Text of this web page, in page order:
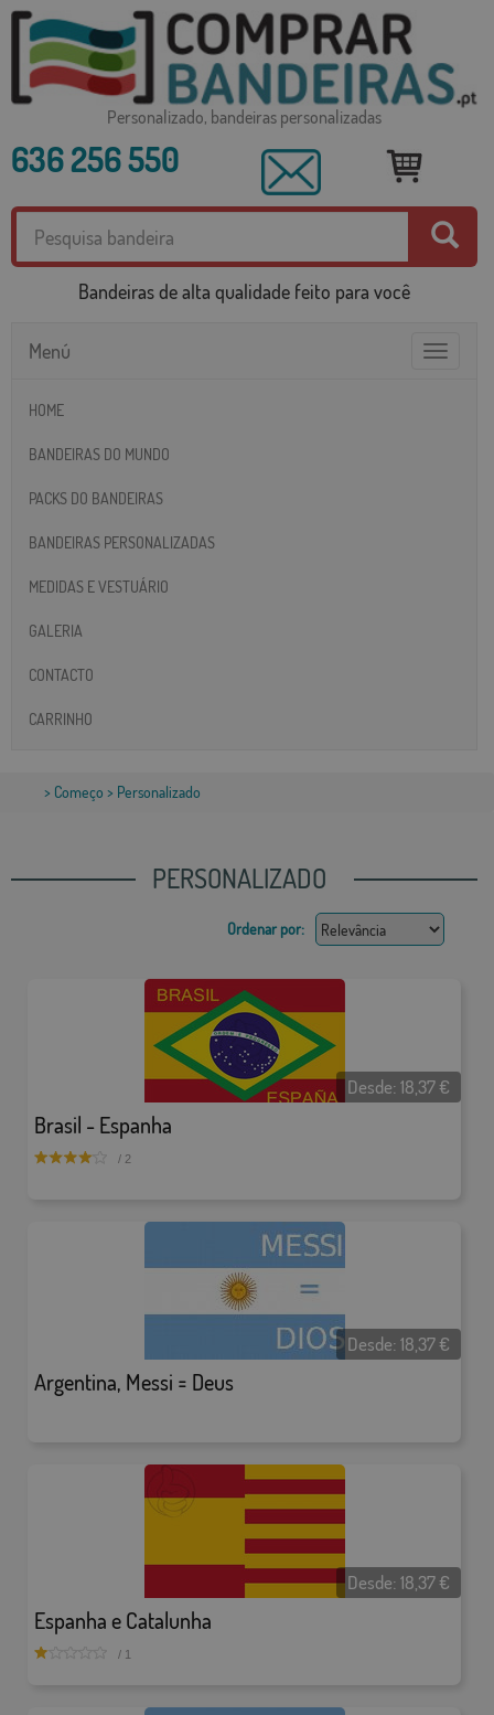
Personalizado, bandeiras personalizadas
636 256 550
Bandeiras de alta qualidade feito para você
Toggle
Menú
HOME
BANDEIRAS DO MUNDO
PACKS DO BANDEIRAS
BANDEIRAS PERSONALIZADAS
MEDIDAS E VESTUÁRIO
GALERIA
CONTACTO
CARRINHO
> Começo > Personalizado
PERSONALIZADO
Ordenar por:
Brasil - Espanha
Desde:18,37€
/ 2
Argentina, Messi = Deus
Desde:18,37€
Espanha e Catalunha
Desde:18,37€
/ 1